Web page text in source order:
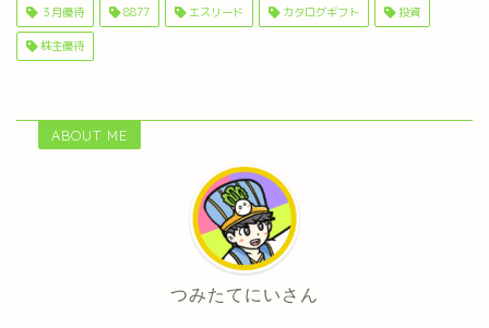
３月優待 8877 エスリード カタログギフト 投資
株主優待
ABOUT ME
つみたてにいさん